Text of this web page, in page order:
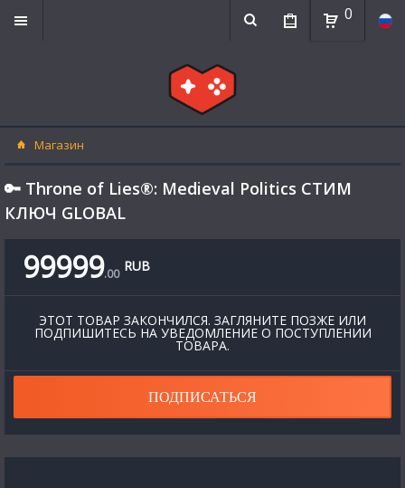
0
Магазин
🔑 Throne of Lies®: Medieval Politics СТИМ
КЛЮЧ GLOBAL
99999.00 RUB
ЭТОТ ТОВАР ЗАКОНЧИЛСЯ. ЗАГЛЯНИТЕ ПОЗЖЕ ИЛИ
ПОДПИШИТЕСЬ НА УВЕДОМЛЕНИЕ О ПОСТУПЛЕНИИ
ТОВАРА.
ПОДПИСАТЬСЯ